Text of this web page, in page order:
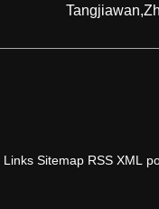
Tangjiawan,
Links Sitemap RSS XML